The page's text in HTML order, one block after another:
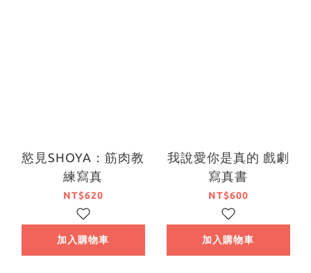
慾見SHOYA：筋肉教
練寫真
NT$620
加入購物車
我說愛你是真的 戲劇
寫真書
NT$600
加入購物車